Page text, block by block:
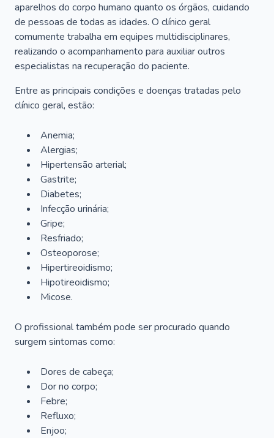
aparelhos do corpo humano quanto os órgãos, cuidando
de pessoas de todas as idades. O clínico geral
comumente trabalha em equipes multidisciplinares,
realizando o acompanhamento para auxiliar outros
especialistas na recuperação do paciente.
Entre as principais condições e doenças tratadas pelo
clínico geral, estão:
Anemia;
Alergias;
Hipertensão arterial;
Gastrite;
Diabetes;
Infecção urinária;
Gripe;
Resfriado;
Osteoporose;
Hipertireoidismo;
Hipotireoidismo;
Micose.
O profissional também pode ser procurado quando
surgem sintomas como:
Dores de cabeça;
Dor no corpo;
Febre;
Refluxo;
Enjoo;